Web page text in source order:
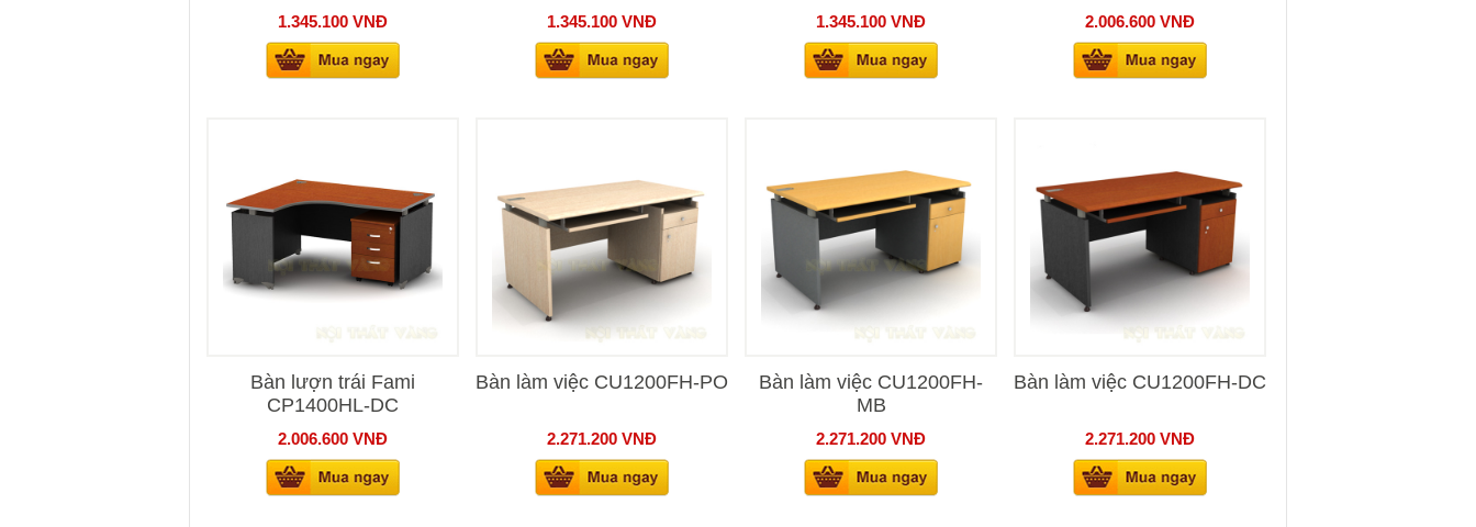
1.345.100 VNĐ 1.345.100 VNĐ 1.345.100 VNĐ 2.006.600 VNĐ
Bàn lượn trái Fami
CP1400HL-DC
2.006.600 VNĐ
Bàn làm việc CU1200FH-PO
2.271.200 VNĐ
Bàn làm việc CU1200FH-
MB
2.271.200 VNĐ
Bàn làm việc CU1200FH-DC
2.271.200 VNĐ